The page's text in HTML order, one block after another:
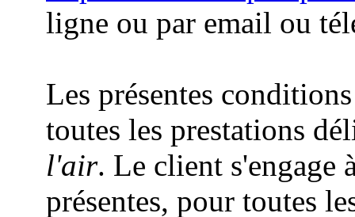
ligne ou par email ou
Les présentes
toutes les prestations
l'air. Le client s'engage
présentes, pour toutes